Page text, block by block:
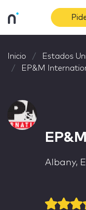
Inicio Estados
EP&M
Albany,